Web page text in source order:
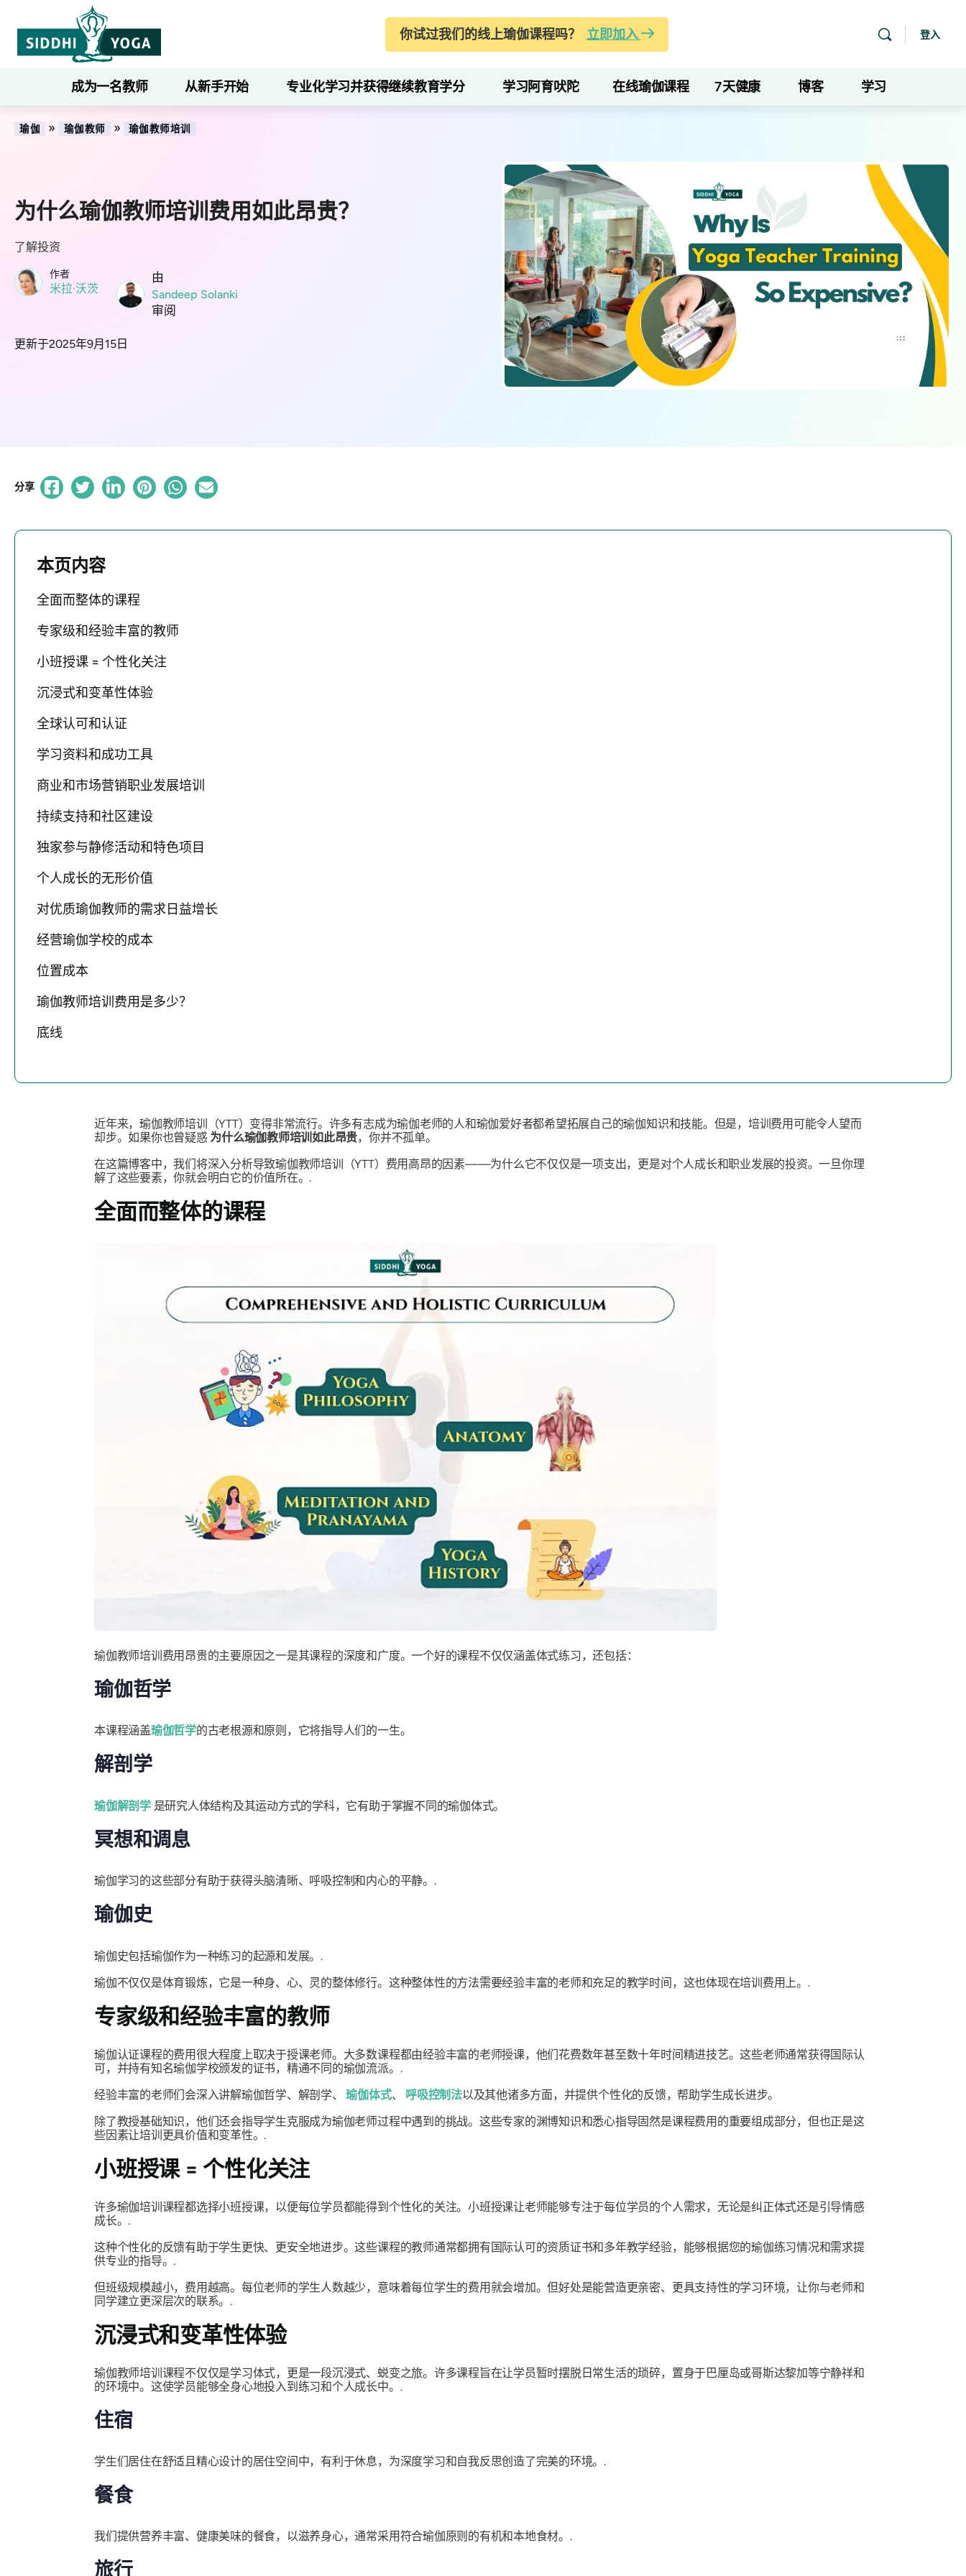
你试过我们的线上瑜伽课程吗？ 立即加入 登入
成为一名教师 从新手开始 专业化学习并获得继续教育学分 学习阿育吠陀 在线瑜伽课程 7天健康 博客 学习
瑜伽 » 瑜伽教师 » 瑜伽教师培训
为什么瑜伽教师培训费用如此昂贵？
了解投资
作者
米拉·沃茨
由
Sandeep Solanki
审阅
更新于2025年9月15日
分享
本页内容
全面而整体的课程
专家级和经验丰富的教师
小班授课 = 个性化关注
沉浸式和变革性体验
全球认可和认证
学习资料和成功工具
商业和市场营销职业发展培训
持续支持和社区建设
独家参与静修活动和特色项目
个人成长的无形价值
对优质瑜伽教师的需求日益增长
经营瑜伽学校的成本
位置成本
瑜伽教师培训费用是多少？
底线
近年来，瑜伽教师培训（YTT）变得非常流行。许多有志成为瑜伽老师的人和瑜伽爱好者都希望拓展自己的瑜伽知识和技能。但是，培训费用可能令人望而
却步。如果你也曾疑惑 为什么瑜伽教师培训如此昂贵，你并不孤单。
在这篇博客中，我们将深入分析导致瑜伽教师培训（YTT）费用高昂的因素——为什么它不仅仅是一项支出，更是对个人成长和职业发展的投资。一旦你理
解了这些要素，你就会明白它的价值所在。.
全面而整体的课程
瑜伽教师培训费用昂贵的主要原因之一是其课程的深度和广度。一个好的课程不仅仅涵盖体式练习，还包括：
瑜伽哲学
本课程涵盖瑜伽哲学的古老根源和原则，它将指导人们的一生。
解剖学
瑜伽解剖学是研究人体结构及其运动方式的学科，它有助于掌握不同的瑜伽体式。
冥想和调息
瑜伽学习的这些部分有助于获得头脑清晰、呼吸控制和内心的平静。.
瑜伽史
瑜伽史包括瑜伽作为一种练习的起源和发展。.
瑜伽不仅仅是体育锻炼，它是一种身、心、灵的整体修行。这种整体性的方法需要经验丰富的老师和充足的教学时间，这也体现在培训费用上。.
专家级和经验丰富的教师
瑜伽认证课程的费用很大程度上取决于授课老师。大多数课程都由经验丰富的老师授课，他们花费数年甚至数十年时间精进技艺。这些老师通常获得国际认
可，并持有知名瑜伽学校颁发的证书，精通不同的瑜伽流派。.
经验丰富的老师们会深入讲解瑜伽哲学、解剖学、瑜伽体式、 呼吸控制法以及其他诸多方面，并提供个性化的反馈，帮助学生成长进步。
除了教授基础知识，他们还会指导学生克服成为瑜伽老师过程中遇到的挑战。这些专家的渊博知识和悉心指导固然是课程费用的重要组成部分，但也正是这
些因素让培训更具价值和变革性。.
小班授课 = 个性化关注
许多瑜伽培训课程都选择小班授课，以便每位学员都能得到个性化的关注。小班授课让老师能够专注于每位学员的个人需求，无论是纠正体式还是引导情感
成长。.
这种个性化的反馈有助于学生更快、更安全地进步。这些课程的教师通常都拥有国际认可的资质证书和多年教学经验，能够根据您的瑜伽练习情况和需求提
供专业的指导。.
但班级规模越小，费用越高。每位老师的学生人数越少，意味着每位学生的费用就会增加。但好处是能营造更亲密、更具支持性的学习环境，让你与老师和
同学建立更深层次的联系。.
沉浸式和变革性体验
瑜伽教师培训课程不仅仅是学习体式，更是一段沉浸式、蜕变之旅。许多课程旨在让学员暂时摆脱日常生活的琐碎，置身于巴厘岛或哥斯达黎加等宁静祥和
的环境中。这使学员能够全身心地投入到练习和个人成长中。.
住宿
学生们居住在舒适且精心设计的居住空间中，有利于休息，为深度学习和自我反思创造了完美的环境。.
餐食
我们提供营养丰富、健康美味的餐食，以滋养身心，通常采用符合瑜伽原则的有机和本地食材。.
旅行